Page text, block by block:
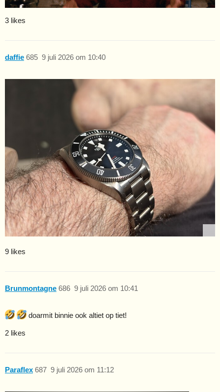
3 likes
daffie 9 juli 2026 om 10:40
685
9 likes
Brunmontagne 9 juli 2026 om 10:41
686
doarmit binnie ook altiet op tiet!
2 likes
Paraflex 9 juli 2026 om 11:12
687